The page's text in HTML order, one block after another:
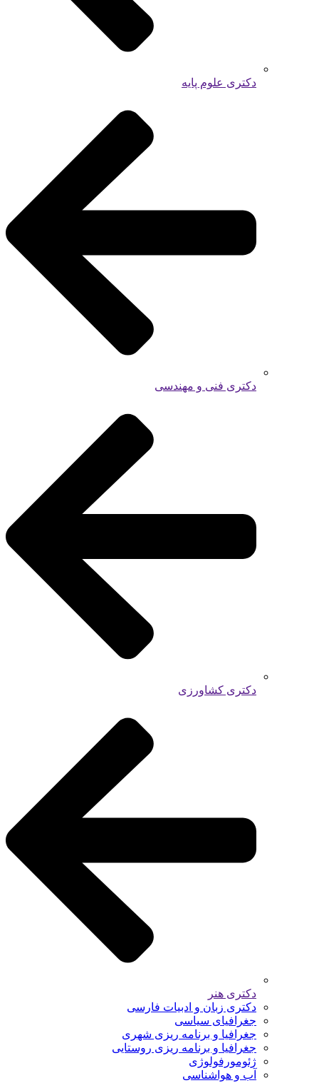
دکتری علوم پایه
دکتری فنی و مهندسی
دکتری کشاورزی
دکتری هنر
دکتری زبان و ادبیات فارسی
جغرافیای سیاسی
جغرافیا و برنامه ریزی شهری
جغرافیا و برنامه ریزی روستایی
ژئومورفولوژی
آب و هواشناسی